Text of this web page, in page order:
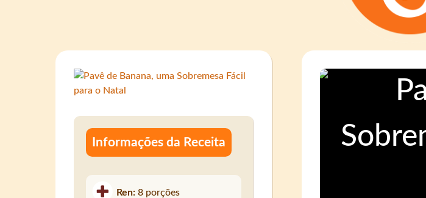
Informações da Receita
Ren:8 porções